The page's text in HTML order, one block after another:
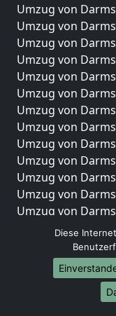
Umzug von
Umzug von
Umzug von
Umzug von
Umzug von
Umzug von
Umzug von
Umzug von
Umzug von
Umzug von
Umzug von
Umzug von
Umzug von
Umzug von
Umzug von
Umzug von
Umzug von
Umzug von
Diese